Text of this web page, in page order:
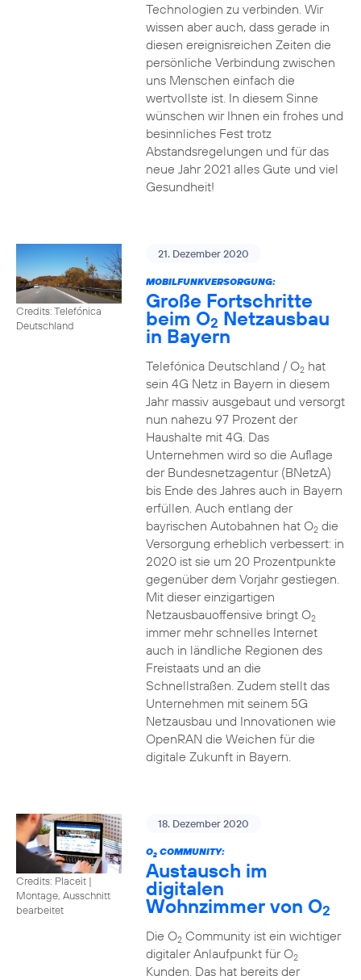
Technologien zu verbinden. Wir
wissen aber auch, dass gerade in
diesen ereignisreichen Zeiten die
persönliche Verbindung zwischen
uns Menschen einfach die
wertvollste ist. In diesem Sinne
wünschen wir Ihnen ein frohes und
besinnliches Fest trotz
Abstandsregelungen und für das
neue Jahr 2021 alles Gute und viel
Gesundheit!
Credits: Telefónica
Deutschland
21. Dezember 2020
MOBILFUNKVERSORGUNG:
Große Fortschritte
beim O2 Netzausbau
in Bayern
Telefónica Deutschland / O2hat
sein 4G Netz in Bayern in diesem
Jahr massiv ausgebaut und versorgt
nun nahezu 97 Prozent der
Haushalte mit 4G. Das
Unternehmen wird so die Auflage
der Bundesnetzagentur (BNetzA)
bis Ende des Jahres auch in Bayern
erfüllen. Auch entlang der
bayrischen Autobahnen hat O2die
Versorgung erheblich verbessert: in
2020 ist sie um 20 Prozentpunkte
gegenüber dem Vorjahr gestiegen.
Mit dieser einzigartigen
Netzausbauoffensive bringt O2
immer mehr schnelles Internet
auch in ländliche Regionen des
Freistaats und an die
Schnellstraßen. Zudem stellt das
Unternehmen mit seinem 5G
Netzausbau und Innovationen wie
OpenRAN die Weichen für die
digitale Zukunft in Bayern.
Credits: Placeit |
Montage, Ausschnitt
bearbeitet
18. Dezember 2020
O2COMMUNITY:
Austausch im
digitalen
Wohnzimmer von O2
Die O2Community ist ein wichtiger
digitaler Anlaufpunkt für O2
Kunden. Das hat bereits der